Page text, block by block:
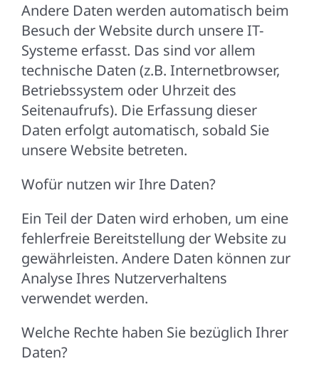
Andere Daten werden automatisch beim
Besuch der Website durch unsere IT-
Systeme erfasst. Das sind vor allem
technische Daten (z.B. Internetbrowser,
Betriebssystem oder Uhrzeit des
Seitenaufrufs). Die Erfassung dieser
Daten erfolgt automatisch, sobald Sie
unsere Website betreten.
Wofür nutzen wir Ihre Daten?
Ein Teil der Daten wird erhoben, um eine
fehlerfreie Bereitstellung der Website zu
gewährleisten. Andere Daten können zur
Analyse Ihres Nutzerverhaltens
verwendet werden.
Welche Rechte haben Sie bezüglich Ihrer
Daten?